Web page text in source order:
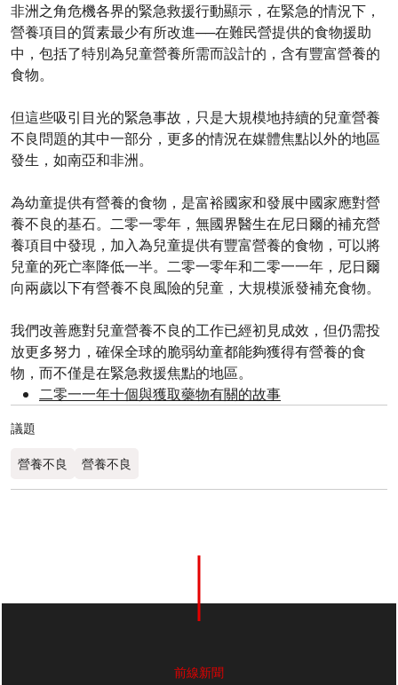
非洲之角危機各界的緊急救援行動顯示，在緊急的情況下，
營養項目的質素最少有所改進──在難民營提供的食物援助
中，包括了特別為兒童營養所需而設計的，含有豐富營養的
食物。
但這些吸引目光的緊急事故，只是大規模地持續的兒童營養
不良問題的其中一部分，更多的情況在媒體焦點以外的地區
發生，如南亞和非洲。
為幼童提供有營養的食物，是富裕國家和發展中國家應對營
養不良的基石。二零一零年，無國界醫生在尼日爾的補充營
養項目中發現，加入為兒童提供有豐富營養的食物，可以將
兒童的死亡率降低一半。二零一零年和二零一一年，尼日爾
向兩歲以下有營養不良風險的兒童，大規模派發補充食物。
我們改善應對兒童營養不良的工作已經初見成效，但仍需投
放更多努力，確保全球的脆弱幼童都能夠獲得有營養的食
物，而不僅是在緊急救援焦點的地區。
二零一一年十個與獲取藥物有關的故事
議題
營養不良 營養不良
前線新聞